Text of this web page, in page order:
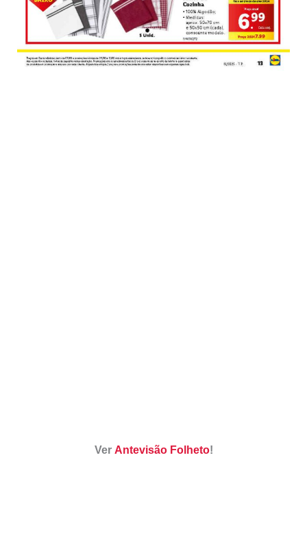
Ver Antevisão Folheto!